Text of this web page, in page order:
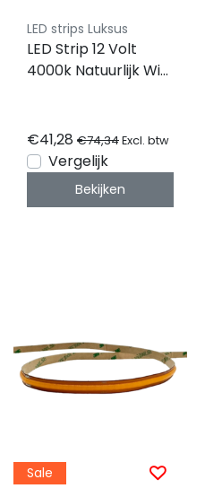
LED strips Luksus
LED Strip 12 Volt
4000k Natuurlijk Wit
meter
€41,28 €74,34Excl. btw
Vergelijk
Bekijken
Sale